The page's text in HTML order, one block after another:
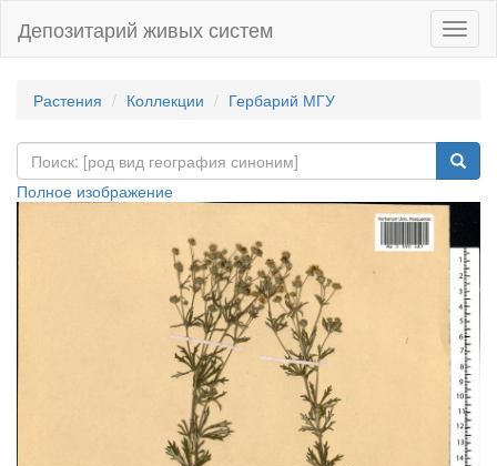
Депозитарий живых систем
Растения Коллекции Гербарий МГУ
Полное изображение